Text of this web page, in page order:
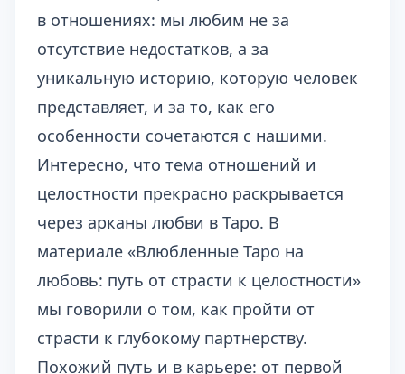
в отношениях: мы любим не за
отсутствие недостатков, а за
уникальную историю, которую человек
представляет, и за то, как его
особенности сочетаются с нашими.
Интересно, что тема отношений и
целостности прекрасно раскрывается
через арканы любви в Таро. В
материале «Влюбленные Таро на
любовь: путь от страсти к целостности»
мы говорили о том, как пройти от
страсти к глубокому партнерству.
Похожий путь и в карьере: от первой